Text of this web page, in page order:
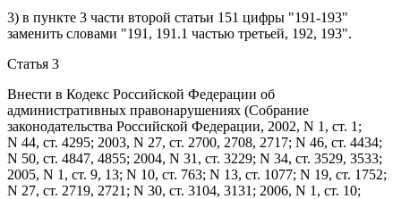
3) в пункте 3 части второй статьи 151 цифры "191-193"
заменить словами "191, 191.1 частью третьей, 192, 193".
Статья 3
Внести в Кодекс Российской Федерации об
административных правонарушениях (Собрание
законодательства Российской Федерации, 2002, N 1, ст. 1;
N 44, ст. 4295; 2003, N 27, ст. 2700, 2708, 2717; N 46, ст. 4434;
N 50, ст. 4847, 4855; 2004, N 31, ст. 3229; N 34, ст. 3529, 3533;
2005, N 1, ст. 9, 13; N 10, ст. 763; N 13, ст. 1077; N 19, ст. 1752;
N 27, ст. 2719, 2721; N 30, ст. 3104, 3131; 2006, N 1, ст. 10;